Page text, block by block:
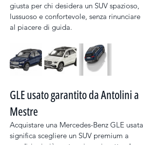
giusta per chi desidera un SUV spazioso,
lussuoso e confortevole, senza rinunciare
al piacere di guida.
GLE usato garantito da Antolini a
Mestre
Acquistare una Mercedes-Benz GLE usata
significa scegliere un SUV premium a